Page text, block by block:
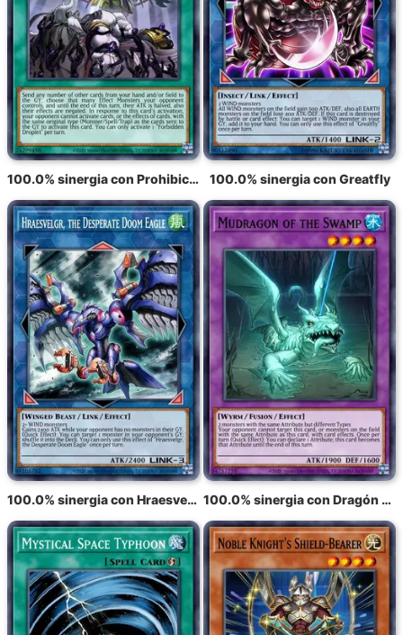
100.0% sinergia con Prohibición de la Gotita 100.0% sinergia con Greatfly
100.0% sinergia con Hraesvelgr, el Águila del Destino Desesperado 100.0% sinergia con Dragón del Pantano